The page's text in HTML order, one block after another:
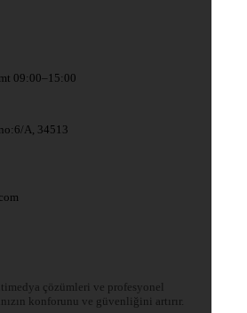
09:00–15:00
A, 34513
çözümleri ve profesyonel
konforunu ve güvenliğini artırır.